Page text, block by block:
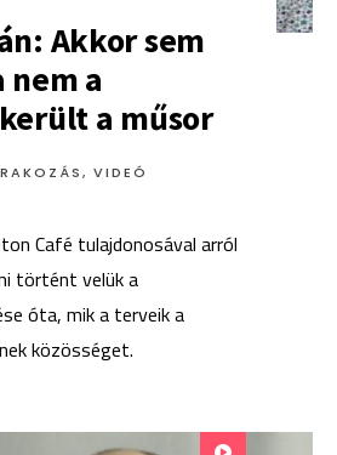
Akkor sem
a
a műsor
, VIDEÓ
Café tulajdonosával arról
történt velük a
óta, mik a terveik a
közösséget.